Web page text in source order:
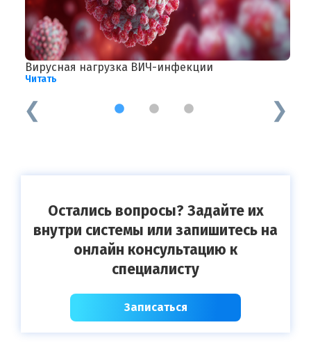
Вирусная нагрузка ВИЧ-инфекции
Читать
1 2 3
Остались вопросы? Задайте их
внутри системы или запишитесь на
онлайн консультацию к
специалисту
Записаться